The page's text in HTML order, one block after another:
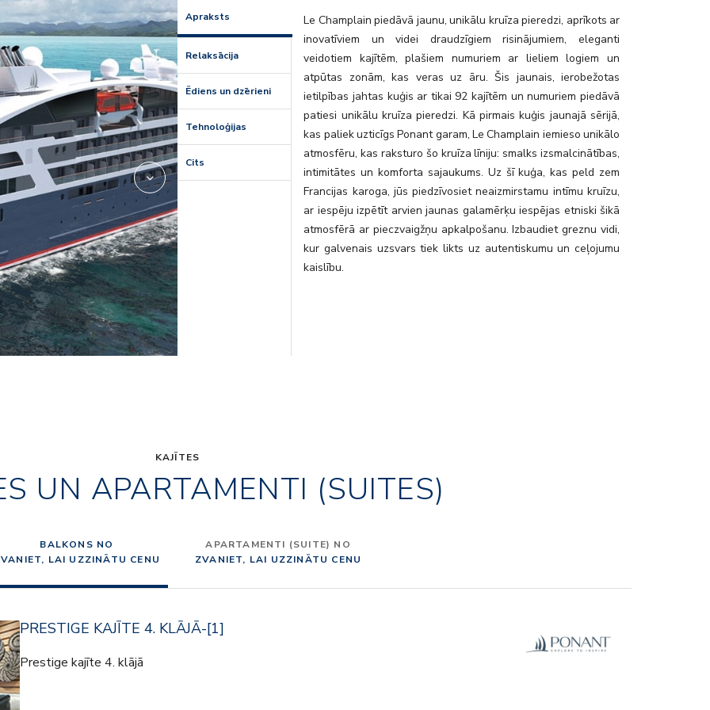
Apraksts
Relaksācija
Ēdiens un dzērieni
Tehnoloģijas
Cits
Le Champlain piedāvā jaunu, unikālu kruīza pieredzi, aprīkots ar
inovatīviem un videi draudzīgiem risinājumiem, eleganti
veidotiem kajītēm, plašiem numuriem ar lieliem logiem un
atpūtas zonām, kas veras uz āru. Šis jaunais, ierobežotas
ietilpības jahtas kuģis ar tikai 92 kajītēm un numuriem piedāvā
patiesi unikālu kruīza pieredzi. Kā pirmais kuģis jaunajā sērijā,
kas paliek uzticīgs Ponant garam, Le Champlain iemieso unikālo
atmosfēru, kas raksturo šo kruīza līniju: smalks izsmalcinātības,
intimitātes un komforta sajaukums. Uz šī kuģa, kas peld zem
Francijas karoga, jūs piedzīvosiet neaizmirstamu intīmu kruīzu,
ar iespēju izpētīt arvien jaunas galamērķu iespējas etniski šikā
atmosfērā ar pieczvaigžņu apkalpošanu. Izbaudiet greznu vidi,
kur galvenais uzsvars tiek likts uz autentiskumu un ceļojumu
kaislību.
KAJĪTES
UN APARTAMENTI (SUITES)
BALKONS NO
LAI UZZINĀTU CENU
APARTAMENTI (SUITE) NO
ZVANIET, LAI UZZINĀTU CENU
PRESTIGE KAJĪTE 4. KLĀJĀ-[1]
Prestige kajīte 4. klājā